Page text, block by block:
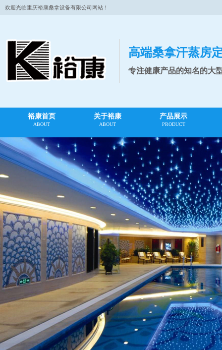
欢迎光临重庆裕康桑拿设备有限公司网站！
高端桑拿汗蒸房
专注健康产品的知名的大
裕康首页
ABOUT
关于裕康
ABOUT
产品展示
PRODUCT